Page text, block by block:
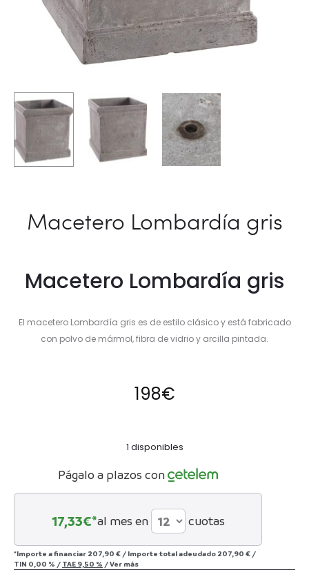
Macetero Lombardía gris
Macetero Lombardía gris
El macetero Lombardía gris es de estilo clásico y está fabricado
con polvo de mármol, fibra de vidrio y arcilla pintada.
198€
1 disponibles
Págalo a plazos con
17,33€*al mes en cuotas
*Importe a financiar 207,90 € / Importe total adeudado 207,90 € /
TIN 0,00 % / TAE 9,50 % /Ver más